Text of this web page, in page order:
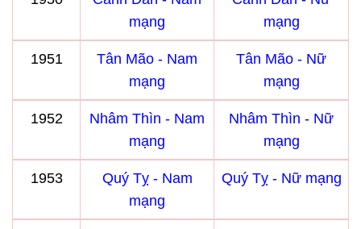
mạng
mạng
1951
Tân Mão - Nam
mạng
Tân Mão - Nữ
mạng
1952
Nhâm Thìn - Nam
mạng
Nhâm Thìn - Nữ
mạng
1953
Quý Tỵ - Nam
mạng
Quý Tỵ - Nữ mạng